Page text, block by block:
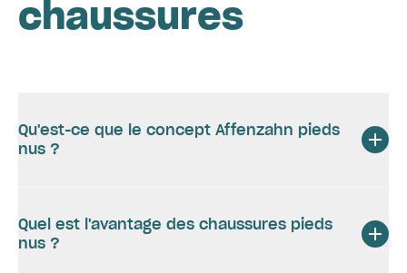
chaussures
Qu'est-ce que le concept Affenzahn pieds
nus ?
Quel est l'avantage des chaussures pieds
nus ?